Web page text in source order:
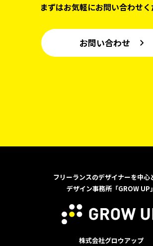
まずはお気軽にお問い合わせく
お問い合わせ
フリーランスのデザイナーを中心
デザイン事務所「GROW UP」
株式会社グロウアップ